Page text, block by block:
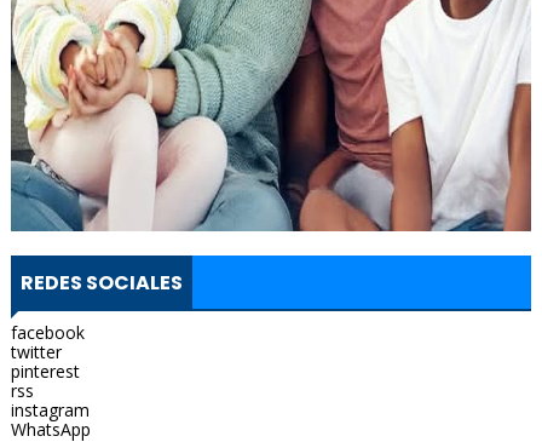
REDES SOCIALES
facebook
twitter
pinterest
rss
instagram
WhatsApp